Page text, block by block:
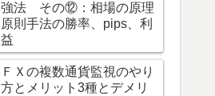
強法 その⑫：相場の原理
原則手法の勝率、pips、利
益
ＦＸの複数通貨監視のやり
方とメリット3種とデメリ